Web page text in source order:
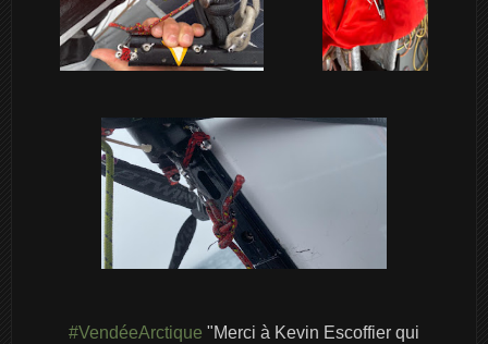
#VendéeArctique "Merci à Kevin Escoffier qui